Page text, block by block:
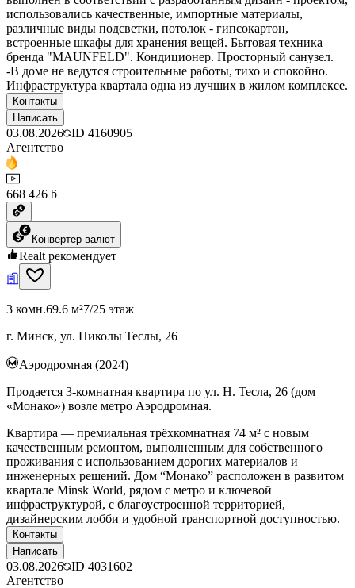
использовались качественные, импортные материалы,
различные виды подсветки, потолок - гипсокартон,
встроенные шкафы для хранения вещей. Бытовая техника
бренда "MAUNFELD". Кондиционер. Просторный санузел.
-В доме не ведутся строительные работы, тихо и спокойно.
Инфраструктура квартала одна из лучших в жилом комплексе.
Контакты
Написать
03.08.2026 ID 4160905
Агентство
668 426 ƃ
Конвертер валют
Realt рекомендует
3 комн.69.6 м²7/25 этаж
г. Минск, ул. Николы Теслы, 26
Аэродромная (2024)
Продается 3-комнатная квартира по ул. Н. Тесла, 26 (дом
«Монако») возле метро Аэродромная.
Квартира — премиальная трёхкомнатная 74 м² с новым
качественным ремонтом, выполненным для собственного
проживания с использованием дорогих материалов и
инженерных решений. Дом “Монако” расположен в развитом
квартале Minsk World, рядом с метро и ключевой
инфраструктурой, с благоустроенной территорией,
дизайнерским лобби и удобной транспортной доступностью.
Контакты
Написать
03.08.2026 ID 4031602
Агентство